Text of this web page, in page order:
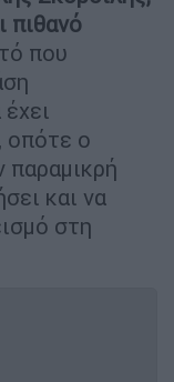
πιθανό
που
οπότε ο
παραμικρή
και να
στη